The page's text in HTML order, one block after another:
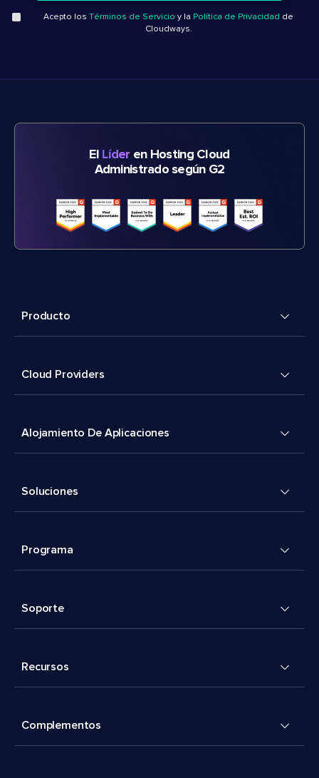
Acepto los Términos de Servicio y la Política de Privacidad de
Cloudways.
El Líder en Hosting Cloud
Administrado según G2
Producto
Cloud Providers
Alojamiento De Aplicaciones
Soluciones
Programa
Soporte
Recursos
Complementos